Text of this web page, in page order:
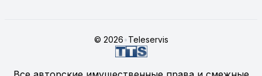
© 2026•Teleservis